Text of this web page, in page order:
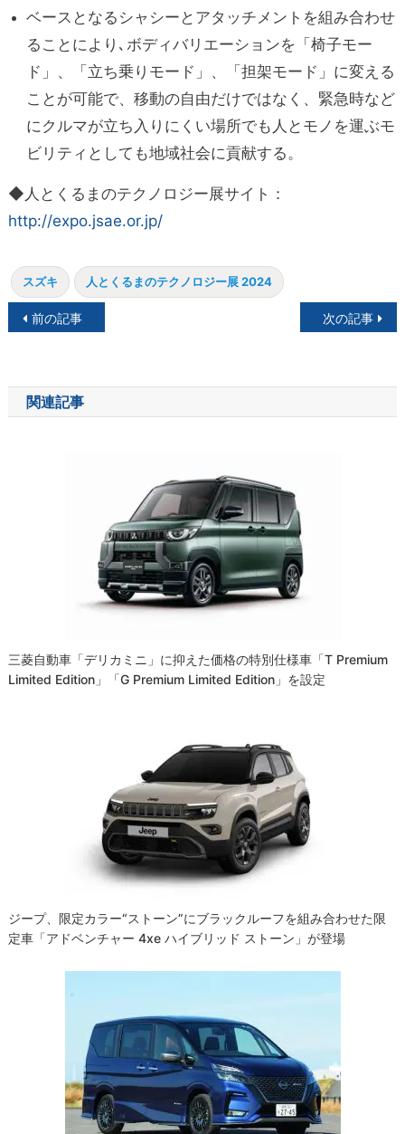
ベースとなるシャシーとアタッチメントを組み合わせ
ることにより､ボディバリエーションを「椅子モー
ド」、「立ち乗りモード」、「担架モード」に変える
ことが可能で、移動の自由だけではなく、緊急時など
にクルマが立ち入りにくい場所でも人とモノを運ぶモ
ビリティとしても地域社会に貢献する。
◆人とくるまのテクノロジー展サイト：
http://expo.jsae.or.jp/
スズキ 人とくるまのテクノロジー展 2024
投
ナ
ビ
前の記事 次の記事
関連記事
三菱自動車「デリカミニ」に抑えた価格の特別仕様車「T Premium
Limited Edition」「G Premium Limited Edition」を設定
ジープ、限定カラー“ストーン”にブラックルーフを組み合わせた限
定車「アドベンチャー 4xe ハイブリッド ストーン」が登場